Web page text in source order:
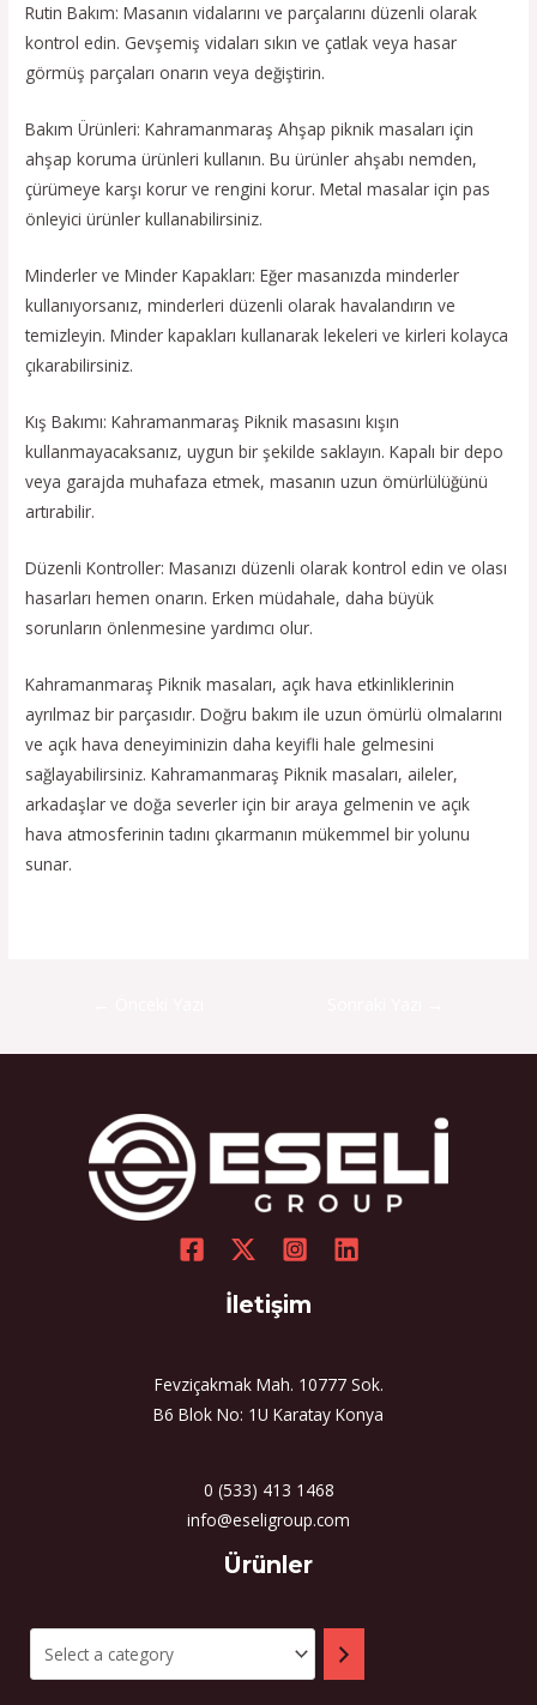
Rutin Bakım: Masanın vidalarını ve parçalarını düzenli olarak
kontrol edin. Gevşemiş vidaları sıkın ve çatlak veya hasar
görmüş parçaları onarın veya değiştirin.
Bakım Ürünleri: Kahramanmaraş Ahşap piknik masaları için
ahşap koruma ürünleri kullanın. Bu ürünler ahşabı nemden,
çürümeye karşı korur ve rengini korur. Metal masalar için pas
önleyici ürünler kullanabilirsiniz.
Minderler ve Minder Kapakları: Eğer masanızda minderler
kullanıyorsanız, minderleri düzenli olarak havalandırın ve
temizleyin. Minder kapakları kullanarak lekeleri ve kirleri kolayca
çıkarabilirsiniz.
Kış Bakımı: Kahramanmaraş Piknik masasını kışın
kullanmayacaksanız, uygun bir şekilde saklayın. Kapalı bir depo
veya garajda muhafaza etmek, masanın uzun ömürlülüğünü
artırabilir.
Düzenli Kontroller: Masanızı düzenli olarak kontrol edin ve olası
hasarları hemen onarın. Erken müdahale, daha büyük
sorunların önlenmesine yardımcı olur.
Kahramanmaraş Piknik masaları, açık hava etkinliklerinin
ayrılmaz bir parçasıdır. Doğru bakım ile uzun ömürlü olmalarını
ve açık hava deneyiminizin daha keyifli hale gelmesini
sağlayabilirsiniz. Kahramanmaraş Piknik masaları, aileler,
arkadaşlar ve doğa severler için bir araya gelmenin ve açık
hava atmosferinin tadını çıkarmanın mükemmel bir yolunu
sunar.
İletişim
Fevziçakmak Mah. 10777 Sok.
B6 Blok No: 1U Karatay Konya
0 (533) 413 1468
info@eseligroup.com
Ürünler